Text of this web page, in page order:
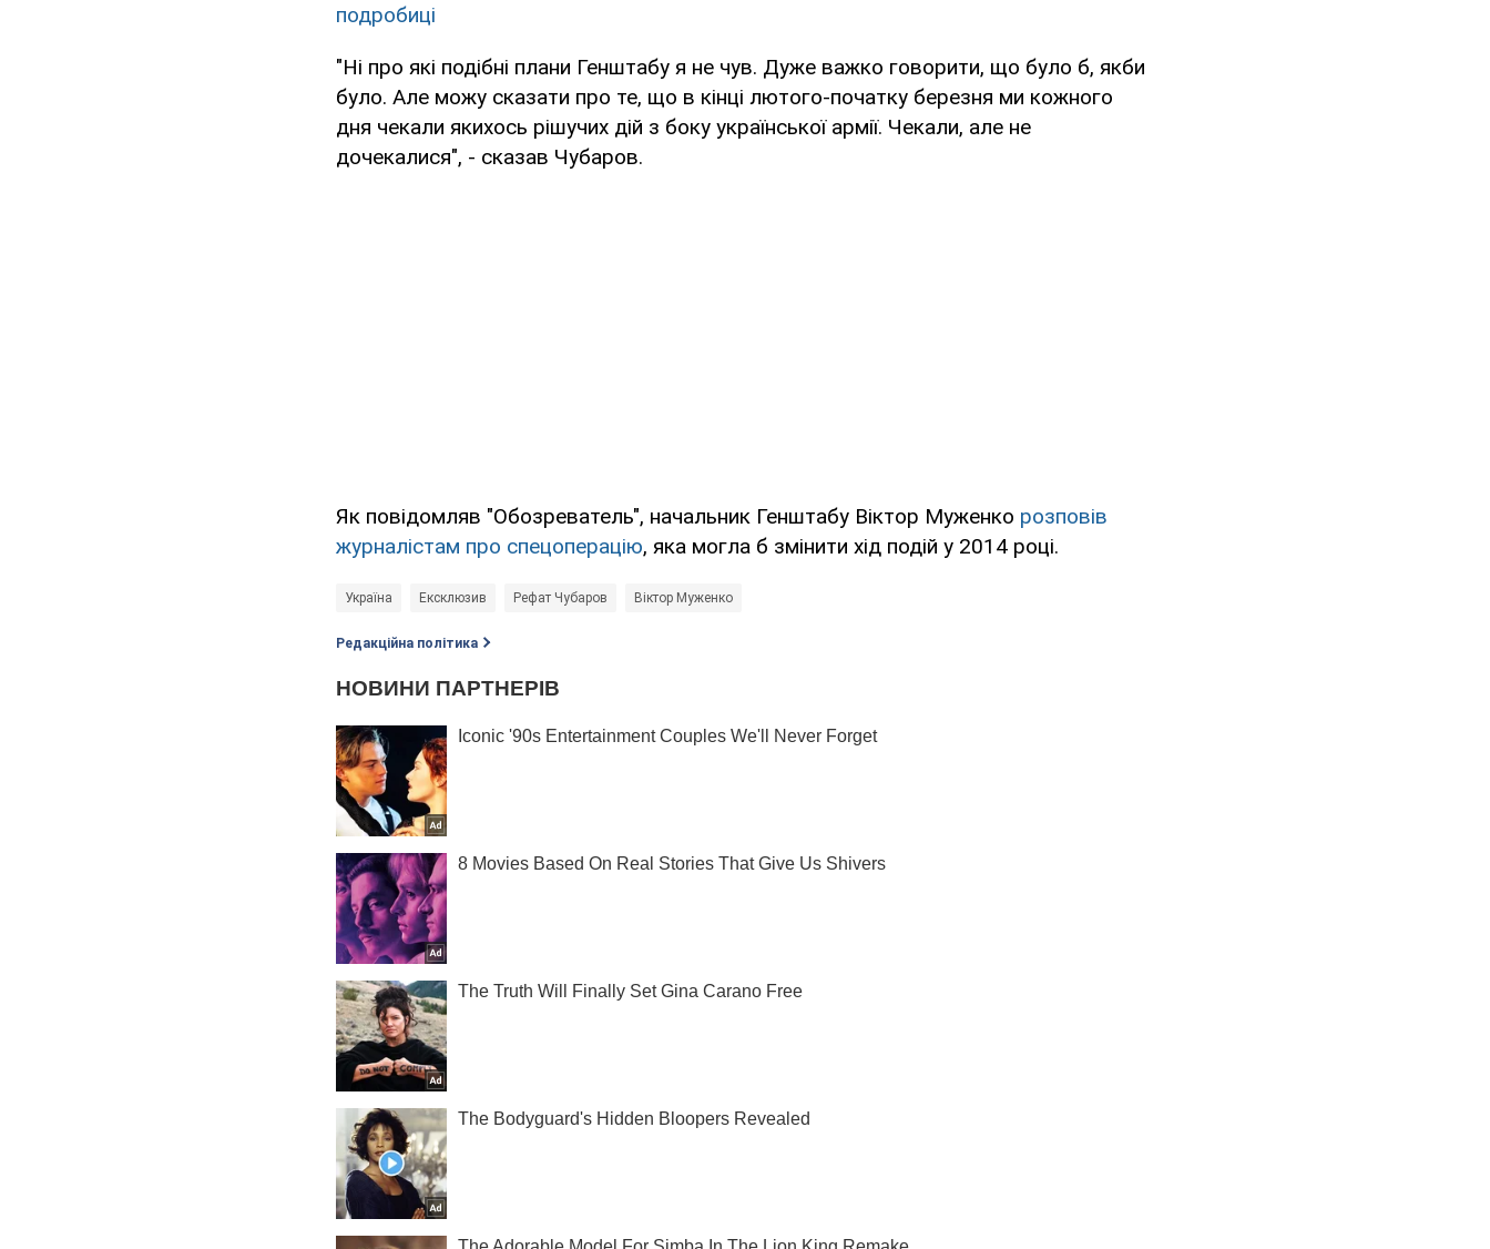
подробиці
"Ні про які подібні плани Генштабу я не чув. Дуже важко говорити, що було б, якби
було. Але можу сказати про те, що в кінці лютого-початку березня ми кожного
дня чекали якихось рішучих дій з боку української армії. Чекали, але не
дочекалися", - сказав Чубаров.
Як повідомляв "Обозреватель", начальник Генштабу Віктор Муженко розповів
журналістам про спецоперацію, яка могла б змінити хід подій у 2014 році.
Україна Ексклюзив Рефат Чубаров Віктор Муженко
Редакційна політика